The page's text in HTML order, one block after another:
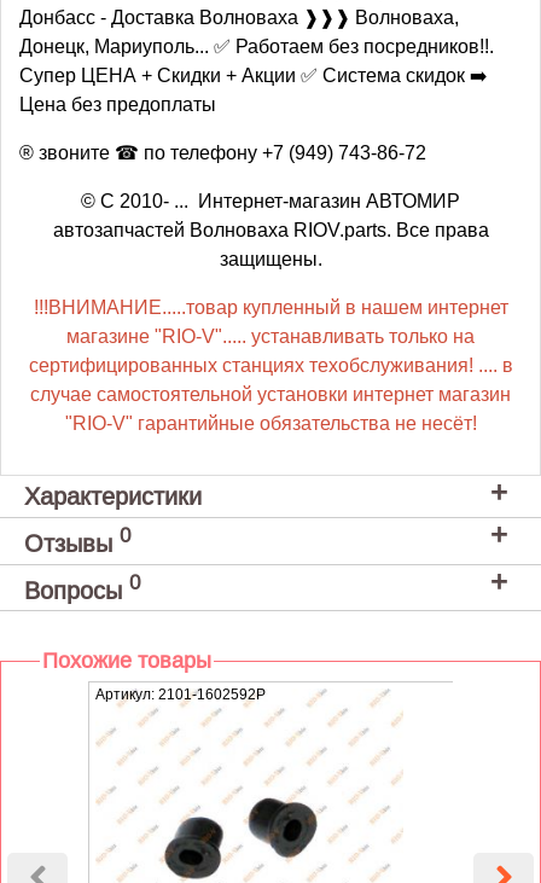
Донбасс - Доставка Волноваха ❱❱❱ Волноваха,
Донецк, Мариуполь... ✅ Работаем без посредников!!.
Супер ЦЕНА + Скидки + Акции ✅ Система скидок ➡️
Цена без предоплаты
® звоните ☎ по телефону +7 (949) 743-86-72
© С 2010- ... Интернет-магазин АВТОМИР
автозапчастей Волноваха RIOV.parts. Все права
защищены.
!!!ВНИМАНИЕ.....товар купленный в нашем интернет
магазине "RIO-V"..... устанавливать только на
сертифицированных станциях техобслуживания! .... в
случае самостоятельной установки интернет магазин
"RIO-V" гарантийные обязательства не несёт!
Характеристики
Отзывы 0
Вопросы 0
Похожие товары
Артикул: 2101-1602592Р